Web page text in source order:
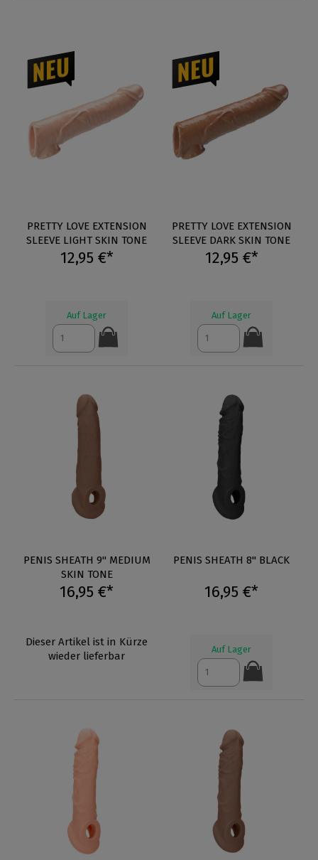
PRETTY LOVE EXTENSION
SLEEVE LIGHT SKIN TONE
12,95 €*
Auf Lager
PRETTY LOVE EXTENSION
SLEEVE DARK SKIN TONE
12,95 €*
Auf Lager
PENIS SHEATH 9" MEDIUM
SKIN TONE
16,95 €*
Dieser Artikel ist in Kürze
wieder lieferbar
PENIS SHEATH 8" BLACK
16,95 €*
Auf Lager